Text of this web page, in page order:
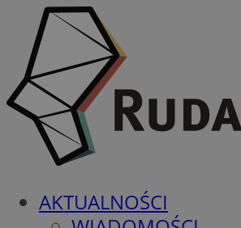
AKTUALNOŚCI